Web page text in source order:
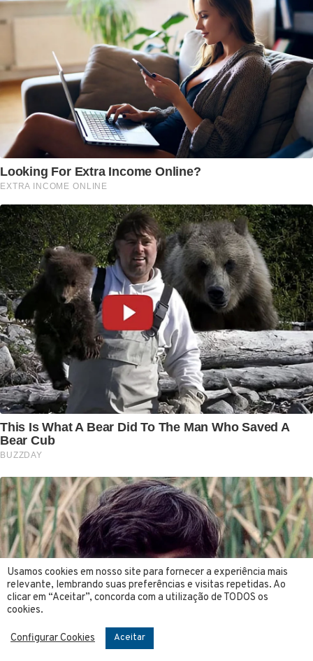
Usamos cookies em nosso site para fornecer a experiência mais
relevante, lembrando suas preferências e visitas repetidas. Ao
clicar em “Aceitar”, concorda com a utilização de TODOS os
cookies.
Configurar Cookies Aceitar